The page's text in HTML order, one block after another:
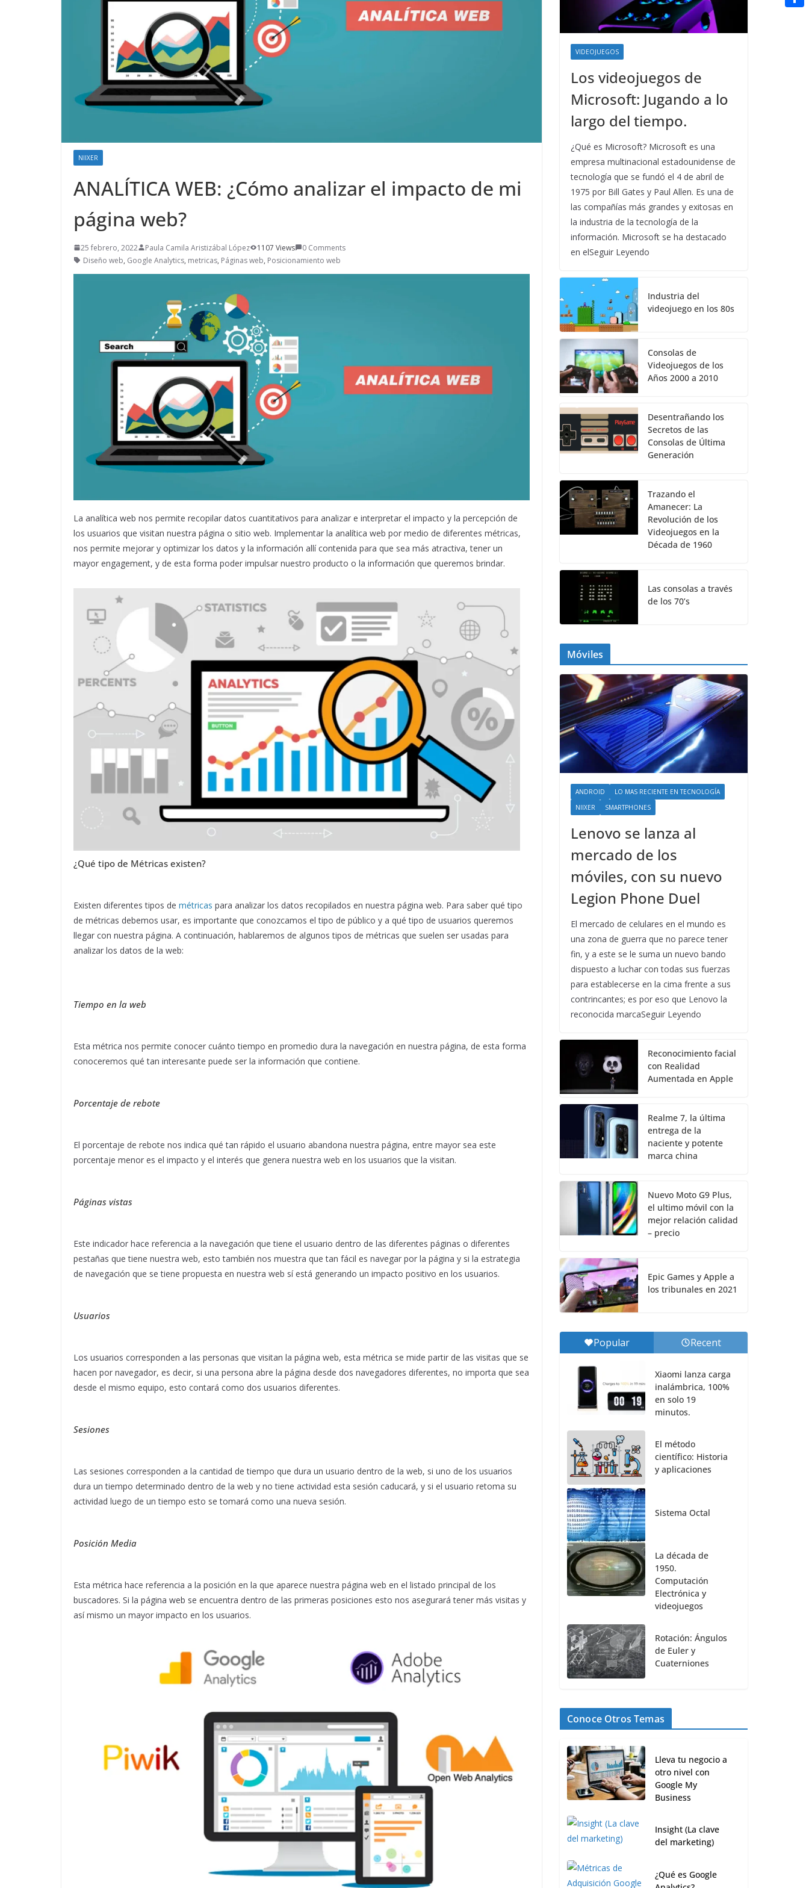
NIIXER
ANALÍTICA WEB: ¿Cómo analizar el impacto de mi
página web?
25 febrero, 2022 Paula Camila Aristizábal López 1107 Views
0 Comments
Diseño web, Google Analytics, metricas, Páginas web, Posicionamiento web
La analítica web nos permite recopilar datos cuantitativos para analizar e interpretar el impacto y la percepción de
los usuarios que visitan nuestra página o sitio web. Implementar la analítica web por medio de diferentes métricas,
nos permite mejorar y optimizar los datos y la información allí contenida para que sea más atractiva, tener un
mayor engagement, y de esta forma poder impulsar nuestro producto o la información que queremos brindar.
¿Qué tipo de Métricas existen?
Existen diferentes tipos de métricas para analizar los datos recopilados en nuestra página web. Para saber qué tipo
de métricas debemos usar, es importante que conozcamos el tipo de público y a qué tipo de usuarios queremos
llegar con nuestra página. A continuación, hablaremos de algunos tipos de métricas que suelen ser usadas para
analizar los datos de la web:
Tiempo en la web
Esta métrica nos permite conocer cuánto tiempo en promedio dura la navegación en nuestra página, de esta forma
conoceremos qué tan interesante puede ser la información que contiene.
Porcentaje de rebote
El porcentaje de rebote nos indica qué tan rápido el usuario abandona nuestra página, entre mayor sea este
porcentaje menor es el impacto y el interés que genera nuestra web en los usuarios que la visitan.
Páginas vistas
Este indicador hace referencia a la navegación que tiene el usuario dentro de las diferentes páginas o diferentes
pestañas que tiene nuestra web, esto también nos muestra que tan fácil es navegar por la página y si la estrategia
de navegación que se tiene propuesta en nuestra web sí está generando un impacto positivo en los usuarios.
Usuarios
Los usuarios corresponden a las personas que visitan la página web, esta métrica se mide partir de las visitas que se
hacen por navegador, es decir, si una persona abre la página desde dos navegadores diferentes, no importa que sea
desde el mismo equipo, esto contará como dos usuarios diferentes.
Sesiones
Las sesiones corresponden a la cantidad de tiempo que dura un usuario dentro de la web, si uno de los usuarios
dura un tiempo determinado dentro de la web y no tiene actividad esta sesión caducará, y si el usuario retoma su
actividad luego de un tiempo esto se tomará como una nueva sesión.
Posición Media
Esta métrica hace referencia a la posición en la que aparece nuestra página web en el listado principal de los
buscadores. Si la página web se encuentra dentro de las primeras posiciones esto nos asegurará tener más visitas y
así mismo un mayor impacto en los usuarios.
VIDEOJUEGOS
Los videojuegos de
Microsoft: Jugando a lo
largo del tiempo.
¿Qué es Microsoft? Microsoft es una
empresa multinacional estadounidense de
tecnología que se fundó el 4 de abril de
1975 por Bill Gates y Paul Allen. Es una de
las compañías más grandes y exitosas en
la industria de la tecnología de la
información. Microsoft se ha destacado
en elSeguir Leyendo
Industria del
videojuego en los 80s
Consolas de
Videojuegos de los
Años 2000 a 2010
Desentrañando los
Secretos de las
Consolas de Última
Generación
Trazando el
Amanecer: La
Revolución de los
Videojuegos en la
Década de 1960
Las consolas a través
de los 70’s
Móviles
ANDROID
LO MAS RECIENTE EN TECNOLOGÍA
NIIXER
SMARTPHONES
Lenovo se lanza al
mercado de los
móviles, con su nuevo
Legion Phone Duel
El mercado de celulares en el mundo es
una zona de guerra que no parece tener
fin, y a este se le suma un nuevo bando
dispuesto a luchar con todas sus fuerzas
para establecerse en la cima frente a sus
contrincantes; es por eso que Lenovo la
reconocida marcaSeguir Leyendo
Reconocimiento facial
con Realidad
Aumentada en Apple
Realme 7, la última
entrega de la
naciente y potente
marca china
Nuevo Moto G9 Plus,
el ultimo móvil con la
mejor relación calidad
– precio
Epic Games y Apple a
los tribunales en 2021
Popular Recent
Xiaomi lanza carga
inalámbrica, 100%
en solo 19
minutos.
El método
científico: Historia
y aplicaciones
Sistema Octal
La década de
1950.
Computación
Electrónica y
videojuegos
Rotación: Ángulos
de Euler y
Cuaterniones
Conoce Otros Temas
Lleva tu negocio a
otro nivel con
Google My
Business
Insight (La clave
del marketing)
¿Qué es Google
n
a